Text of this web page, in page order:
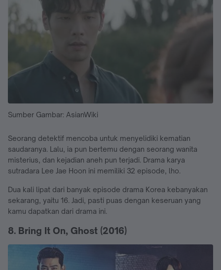
Sumber Gambar: AsianWiki
Seorang detektif mencoba untuk menyelidiki kematian
saudaranya. Lalu, ia pun bertemu dengan seorang wanita
misterius, dan kejadian aneh pun terjadi. Drama karya
sutradara Lee Jae Hoon ini memiliki 32 episode, lho.
Dua kali lipat dari banyak episode drama Korea kebanyakan
sekarang, yaitu 16. Jadi, pasti puas dengan keseruan yang
kamu dapatkan dari drama ini.
8. Bring It On, Ghost (2016)